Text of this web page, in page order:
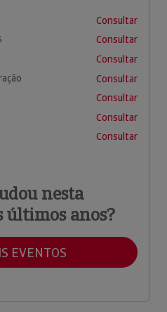
Consultar
Consultar
Consultar
Consultar
Consultar
Consultar
Consultar
nesta
últimos anos?
EVENTOS